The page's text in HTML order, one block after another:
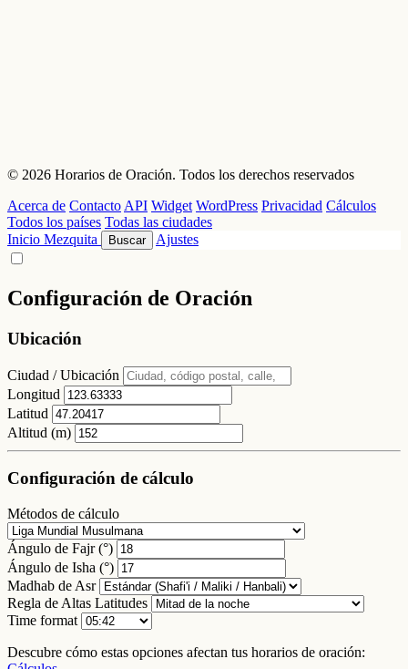
© 2026 Horarios de Oración. Todos los derechos reservados
Acerca de Contacto API Widget WordPress Privacidad Cálculos
Todos los países Todas las ciudades
Inicio Mezquita Buscar Ajustes
Configuración de Oración
Ubicación
Ciudad / Ubicación
Longitud
Latitud
Altitud (m)
Configuración de cálculo
Métodos de cálculo
Ángulo de Fajr (°)
Ángulo de Isha (°)
Madhab de Asr
Regla de Altas Latitudes
Time format
Descubre cómo estas opciones afectan tus horarios de oración: